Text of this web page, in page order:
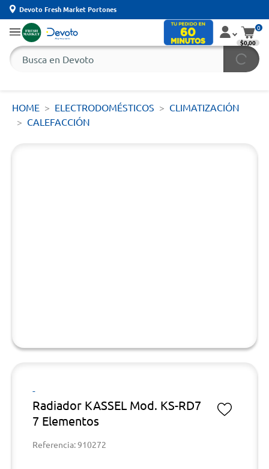
Devoto Fresh Market Portones
0
$0,00
HOME ELECTRODOMÉSTICOS
CLIMATIZACIÓN
CALEFACCIÓN
-
Radiador KASSEL Mod. KS-RD7
7 Elementos
Referencia: 910272